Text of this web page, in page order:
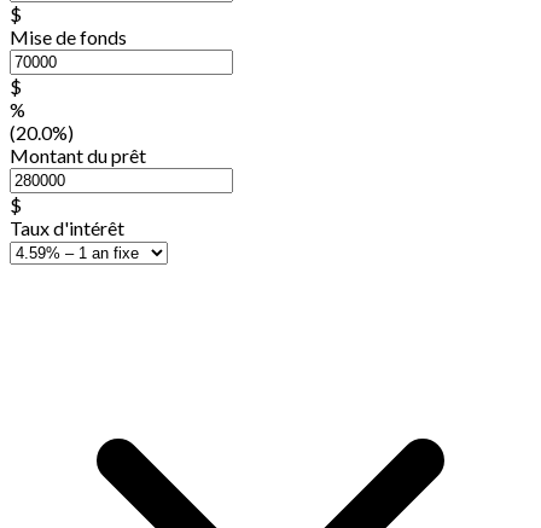
$
Mise de fonds
$
%
(20.0%)
Montant du prêt
$
Taux d'intérêt